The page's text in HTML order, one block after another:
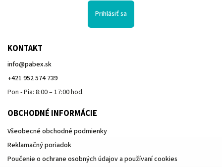
Prihlásiť sa
KONTAKT
info@pabex.sk
+421 952 574 739
Pon - Pia: 8:00 – 17:00 hod.
OBCHODNÉ INFORMÁCIE
Všeobecné obchodné podmienky
Reklamačný poriadok
Poučenie o ochrane osobných údajov a používaní cookies